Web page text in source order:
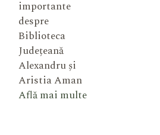
importante
despre
Biblioteca
Județeană
Alexandru și
Aristia Aman
Află mai multe